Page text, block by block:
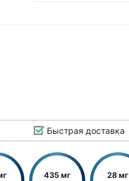
Быстрая доставка
435 мг 28 мг